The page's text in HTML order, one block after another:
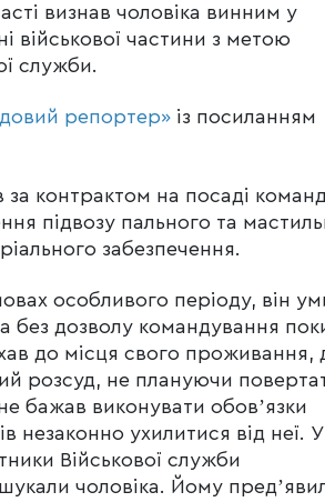
визнав чоловіка винним у
військової частини з метою
служби.
репортер» із посиланням
контрактом на посаді
підвозу пального та
забезпечення.
особливого періоду, він
без дозволу командування
до місця свого проживання,
розсуд, не плануючи
бажав виконувати обовʼязки
незаконно ухилитися від неї. У
Військової служби
чоловіка. Йому